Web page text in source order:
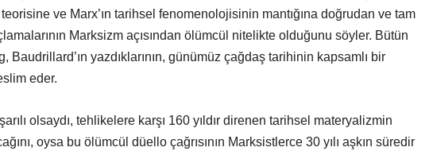
ve Marx’ın tarihsel fenomenolojisinin mantığına doğrudan ve tam
Marksizm açısından ölümcül nitelikte olduğunu söyler. Bütün
Baudrillard’ın yazdıklarının, günümüz çağdaş tarihinin kapsamlı bir
eder.
olsaydı, tehlikelere karşı 160 yıldır direnen tarihsel materyalizmin
oysa bu ölümcül düello çağrısının Marksistlerce 30 yılı aşkın süredir